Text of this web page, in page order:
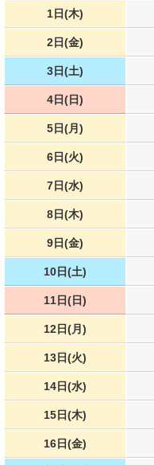
1日(木)
2日(金)
3日(土)
4日(日)
5日(月)
6日(火)
7日(水)
8日(木)
9日(金)
10日(土)
11日(日)
12日(月)
13日(火)
14日(水)
15日(木)
16日(金)